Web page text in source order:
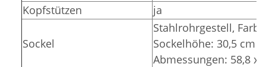
Kopfstützen
ja
Sockel
Stahlrohrgestell,
Sockelhöhe: 30,5 cm
Abmessungen: 58,8 x